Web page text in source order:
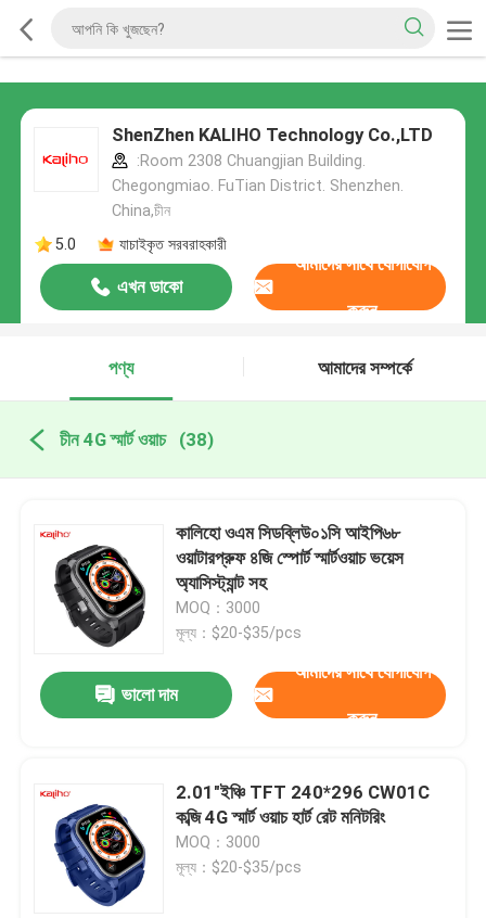
ShenZhen KALIHO Technology Co.,LTD
:Room 2308 Chuangjian Building.
Chegongmiao. FuTian District. Shenzhen.
China,চীন
5.0
যাচাইকৃত সরবরাহকারী
এখন ডাকো
আমাদের সাথে যোগাযোগ
করুন
পণ্য আমাদের সম্পর্কে
চীন 4G স্মার্ট ওয়াচ (38)
কালিহো ওএম সিডব্লিউ০১সি আইপি৬৮
ওয়াটারপ্রুফ ৪জি স্পোর্ট স্মার্টওয়াচ ভয়েস
অ্যাসিস্ট্যান্ট সহ
MOQ：3000
মূল্য：$20-$35/pcs
ভালো দাম
আমাদের সাথে যোগাযোগ
করুন
2.01"ইঞ্চি TFT 240*296 CW01C
কব্জি 4G স্মার্ট ওয়াচ হার্ট রেট মনিটরিং
MOQ：3000
মূল্য：$20-$35/pcs